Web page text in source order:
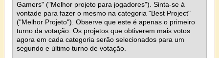
Gamers" ("Melhor projeto para jogadores"). Sinta-se à
vontade para fazer o mesmo na categoria "Best Project"
("Melhor Projeto"). Observe que este é apenas o primeiro
turno da votação. Os projetos que obtiverem mais votos
agora em cada categoria serão selecionados para um
segundo e último turno de votação.